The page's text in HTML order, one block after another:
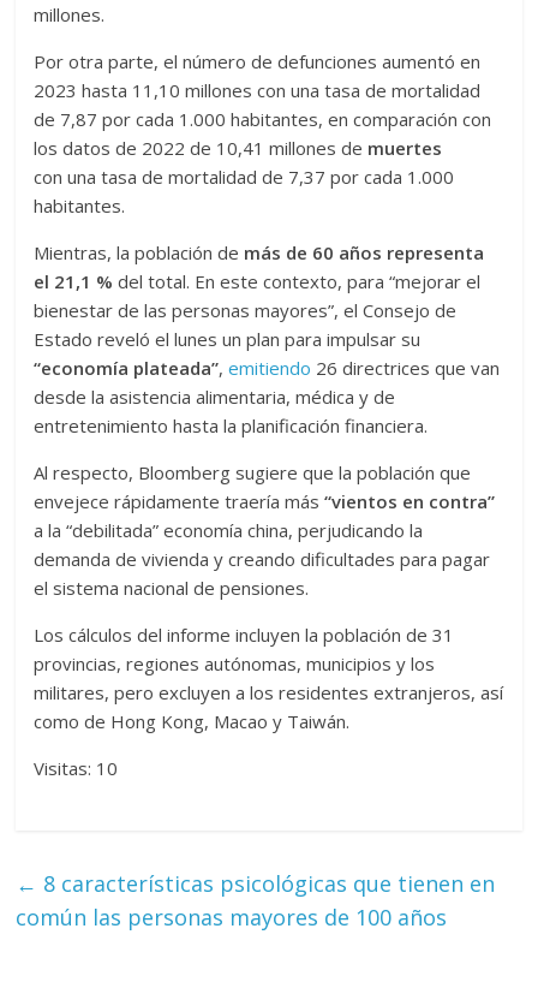
millones.
Por otra parte, el número de defunciones aumentó en
2023 hasta 11,10 millones con una tasa de mortalidad
de 7,87 por cada 1.000 habitantes, en comparación con
los datos de 2022 de 10,41 millones de muertes
con una tasa de mortalidad de 7,37 por cada 1.000
habitantes.
Mientras, la población de más de 60 años representa
el 21,1 % del total. En este contexto, para “mejorar el
bienestar de las personas mayores”, el Consejo de
Estado reveló el lunes un plan para impulsar su
“economía plateada”,emitiendo 26 directrices que van
desde la asistencia alimentaria, médica y de
entretenimiento hasta la planificación financiera.
Al respecto, Bloomberg sugiere que la población que
envejece rápidamente traería más“vientos en contra”
a la “debilitada” economía china, perjudicando la
demanda de vivienda y creando dificultades para pagar
el sistema nacional de pensiones.
Los cálculos del informe incluyen la población de 31
provincias, regiones autónomas, municipios y los
militares, pero excluyen a los residentes extranjeros, así
como de Hong Kong, Macao y Taiwán.
Visitas: 10
← 8 características psicológicas que tienen en
común las personas mayores de 100 años